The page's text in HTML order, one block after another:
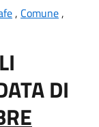
, Comune,
DI